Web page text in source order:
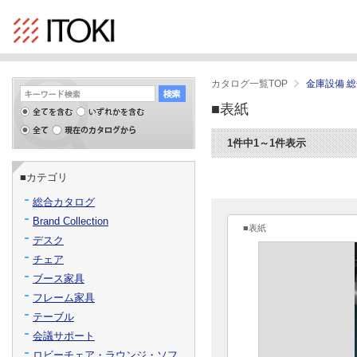
カタログ一覧TOP 金庫設備
■表紙
1件中1～1件表示
■表紙
■カテゴリ
総合カタログ
Brand Collection
デスク
チェア
ブース家具
フレーム家具
テーブル
会議サポート